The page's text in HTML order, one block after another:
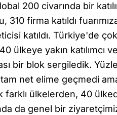
200 civarında bir
310 firma katıldı
katıldı. Türkiye'de
ülkeye yakın katılımcı
bir blok sergiledik.
net elime geçmedi
farklı ülkelerden, 40
da genel bir